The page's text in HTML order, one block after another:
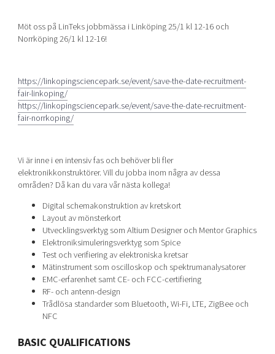
Möt oss på LinTeks jobbmässa i Linköping 25/1 kl 12-16 och
Norrköping 26/1 kl 12-16!
https://linkopingsciencepark.se/event/save-the-date-recruitment-
fair-linkoping/
https://linkopingsciencepark.se/event/save-the-date-recruitment-
fair-norrkoping/
Vi är inne i en intensiv fas och behöver bli fler
elektronikkonstruktörer. Vill du jobba inom några av dessa
områden? Då kan du vara vår nästa kollega!
Digital schemakonstruktion av kretskort
Layout av mönsterkort
Utvecklingsverktyg som Altium Designer och Mentor Graphics
Elektroniksimuleringsverktyg som Spice
Test och verifiering av elektroniska kretsar
Mätinstrument som oscilloskop och spektrumanalysatorer
EMC-erfarenhet samt CE- och FCC-certifiering
RF- och antenn-design
Trådlösa standarder som Bluetooth, Wi-Fi, LTE, ZigBee och
NFC
BASIC QUALIFICATIONS